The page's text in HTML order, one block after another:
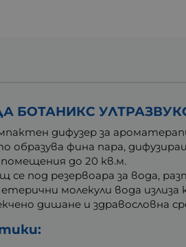
БОТАНИКС
дифузер за
образува фина пара,
до 20 кв.м.
се под резервоара за вода,
молекули вода
дишане и здравословна